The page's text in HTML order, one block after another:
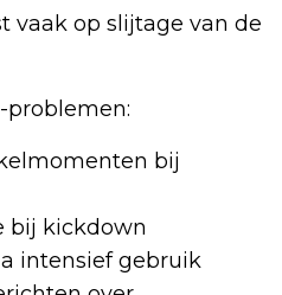
vaak op slijtage van de
problemen:
bij
bij kickdown
intensief gebruik